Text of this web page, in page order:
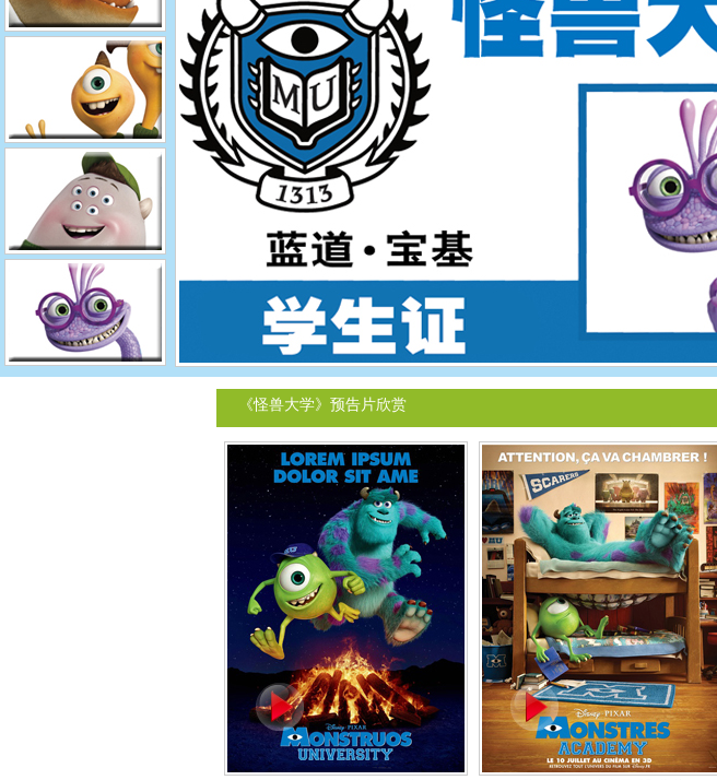
《怪兽大学》预告片欣赏